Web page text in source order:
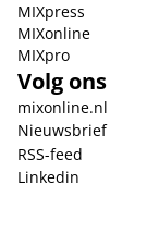
MIXpress
MIXonline
MIXpro
Volg ons
mixonline.nl
Nieuwsbrief
RSS-feed
Linkedin